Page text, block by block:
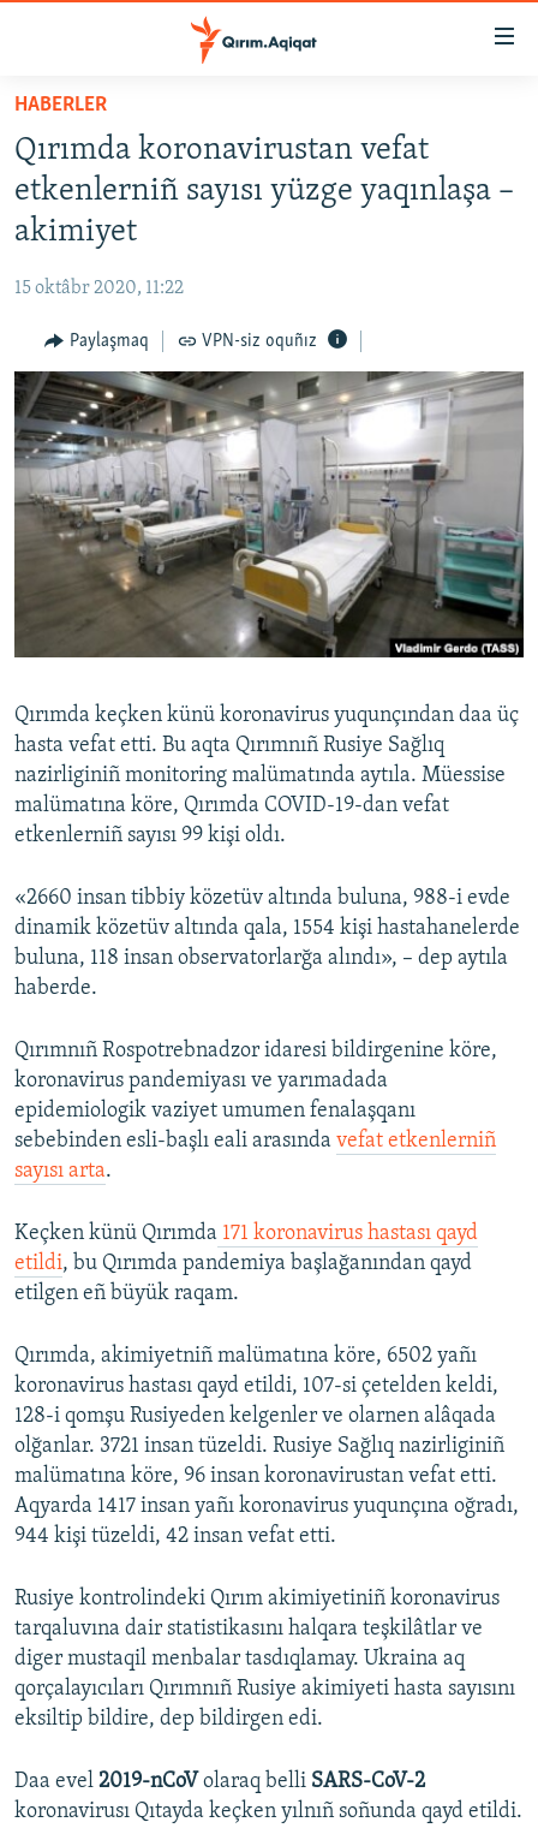
Esas
qaytmaq
Baş
navigatsiyağa
qaytmaq
Qıdıruvğa
HABERLER
SİYASET
İQTİSADİYAT
MEDENİYET
İNSAN AQLARI
VİDEO
SÜRET
BLOGLAR
FİKİR
Українською
RFE/RS bütün saytları
HABERLER
Qırımda koronavirustan vefat
etkenlerniñ sayısı yüzge yaqınlaşa –
akimiyet
15 oktâbr 2020, 11:22
Paylaşmaq VPN-siz oquñız
Qırımda keçken künü koronavirus yuqunçından daa üç
hasta vefat etti. Bu aqta Qırımnıñ Rusiye Sağlıq
nazirliginiñ monitoring malümatında aytıla. Müessise
malümatına köre, Qırımda COVID-19-dan vefat
etkenlerniñ sayısı 99 kişi oldı.
«2660 insan tibbiy közetüv altında buluna, 988-i evde
dinamik közetüv altında qala, 1554 kişi hastahanelerde
buluna, 118 insan observatorlarğa alındı», – dep aytıla
haberde.
Qırımnıñ Rospotrebnadzor idaresi bildirgenine köre,
koronavirus pandemiyası ve yarımadada
epidemiologik vaziyet umumen fenalaşqanı
sebebinden esli-başlı eali arasında vefat etkenlerniñ
sayısı arta.
Keçken künü Qırımda 171 koronavirus hastası qayd
etildi, bu Qırımda pandemiya başlağanından qayd
etilgen eñ büyük raqam.
Qırımda, akimiyetniñ malümatına köre, 6502 yañı
koronavirus hastası qayd etildi, 107-si çetelden keldi,
128-i qomşu Rusiyeden kelgenler ve olarnen alâqada
olğanlar. 3721 insan tüzeldi. Rusiye Sağlıq nazirliginiñ
malümatına köre, 96 insan koronavirustan vefat etti.
Aqyarda 1417 insan yañı koronavirus yuqunçına oğradı,
944 kişi tüzeldi, 42 insan vefat etti.
Rusiye kontrolindeki Qırım akimiyetiniñ koronavirus
tarqaluvına dair statistikasını halqara teşkilâtlar ve
diger mustaqil menbalar tasdıqlamay. Ukraina aq
qorçalayıcıları Qırımnıñ Rusiye akimiyeti hasta sayısını
eksiltip bildire, dep bildirgen edi.
Daa evel 2019-nCoV olaraq belli SARS-CoV-2
koronavirusı Qıtayda keçken yılnıñ soñunda qayd etildi.